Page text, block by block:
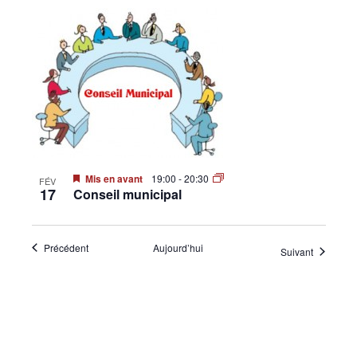
FÉV
17
Mis en avant 19:00 -20:30
Conseil municipal
PrécédentÉvènements Aujourd’hui Suivant